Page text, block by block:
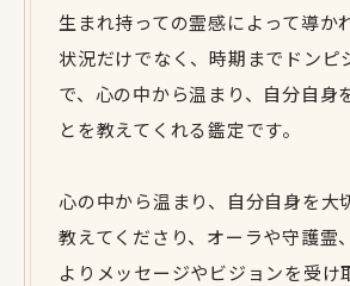
生まれ持っての霊感によって導か
状況だけでなく、時期までドンピ
で、心の中から温まり、自分自身
とを教えてくれる鑑定です。
心の中から温まり、自分自身を大
教えてくださり、オーラや守護霊
よりメッセージやビジョンを受け